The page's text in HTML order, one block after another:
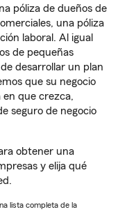
póliza de dueños de
una póliza
laboral. Al igual
de pequeñas
desarrollar un plan
que su negocio
en que crezca,
seguro de negocio
obtener una
y elija qué
lista completa de la